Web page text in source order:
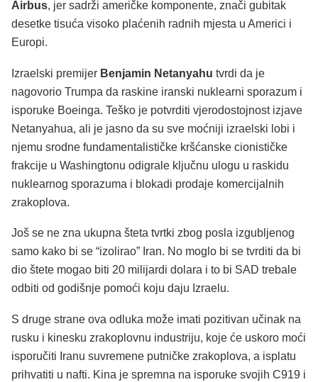
Airbus, jer sadrži američke komponente, znači gubitak
desetke tisuća visoko plaćenih radnih mjesta u Americi i
Europi.
Izraelski premijer Benjamin Netanyahu tvrdi da je
nagovorio Trumpa da raskine iranski nuklearni sporazum i
isporuke Boeinga. Teško je potvrditi vjerodostojnost izjave
Netanyahua, ali je jasno da su sve moćniji izraelski lobi i
njemu srodne fundamentalističke kršćanske cionističke
frakcije u Washingtonu odigrale ključnu ulogu u raskidu
nuklearnog sporazuma i blokadi prodaje komercijalnih
zrakoplova.
Još se ne zna ukupna šteta tvrtki zbog posla izgubljenog
samo kako bi se “izolirao” Iran. No moglo bi se tvrditi da bi
dio štete mogao biti 20 milijardi dolara i to bi SAD trebale
odbiti od godišnje pomoći koju daju Izraelu.
S druge strane ova odluka može imati pozitivan učinak na
rusku i kinesku zrakoplovnu industriju, koje će uskoro moći
isporučiti Iranu suvremene putničke zrakoplova, a isplatu
prihvatiti u nafti. Kina je spremna na isporuke svojih C919 i